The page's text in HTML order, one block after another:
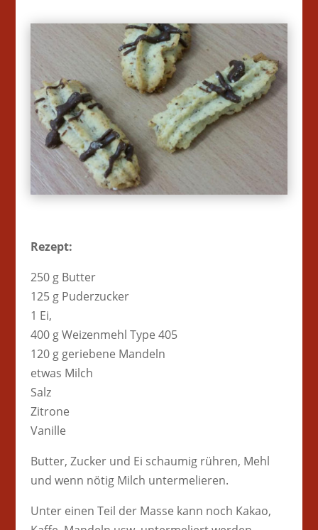
Rezept:
250 g Butter
125 g Puderzucker
1 Ei,
400 g Weizenmehl Type 405
120 g geriebene Mandeln
etwas Milch
Salz
Zitrone
Vanille
Butter, Zucker und Ei schaumig rühren, Mehl
und wenn nötig Milch untermelieren.
Unter einen Teil der Masse kann noch Kakao,